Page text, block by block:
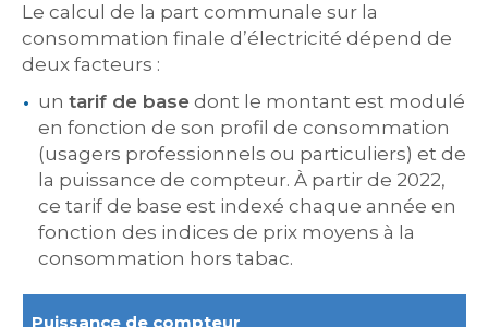
Le calcul de la part communale sur la
consommation finale d’électricité dépend de
deux facteurs :
un tarif de base dont le montant est modulé
en fonction de son profil de consommation
(usagers professionnels ou particuliers) et de
la puissance de compteur. À partir de 2022,
ce tarif de base est indexé chaque année en
fonction des indices de prix moyens à la
consommation hors tabac.
Puissance de compteur